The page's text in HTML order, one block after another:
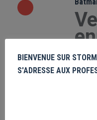
PRIX
BIENVENUE SUR
S'ADRESSE AUX